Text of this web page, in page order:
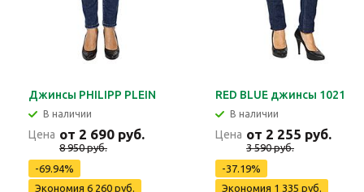
Джинсы PHILIPP PLEIN
В наличии
Цена от 2 690 руб.
8 950 руб.
-69.94%
Экономия 6 260 руб.
RED BLUE джинсы 1021
В наличии
Цена от 2 255 руб.
3 590 руб.
-37.19%
Экономия 1 335 руб.